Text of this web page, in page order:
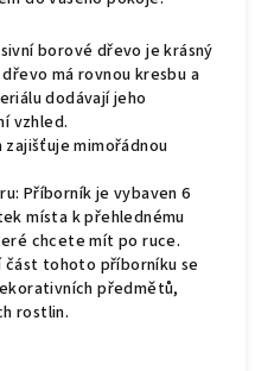
borové dřevo je krásný
má rovnou kresbu a
dodávají jeho
vzhled.
zajišťuje mimořádnou
Příborník je vybaven 6
místa k přehlednému
chcete mít po ruce.
část tohoto příborníku se
předmětů,
rostlin.